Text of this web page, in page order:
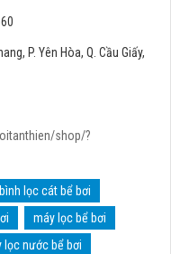
P. Yên Hòa, Q. Cầu Giấy,
shop/?
bình lọc cát bể bơi
máy lọc bể bơi
lọc nước bể bơi